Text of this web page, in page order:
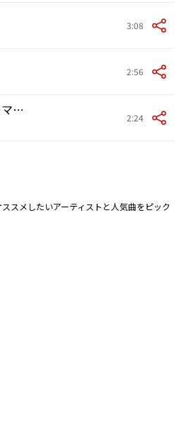
3:08
2:56
タイマーズのテーマ～Theme from THE TIMERS 2:24
スメしたいアーティストと人気曲をピック